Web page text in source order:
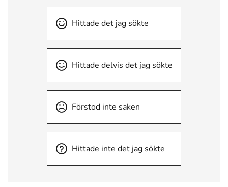
Hittade det jag sökte
Hittade delvis det jag sökte
Förstod inte saken
Hittade inte det jag sökte